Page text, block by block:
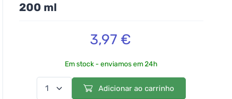
200 ml
3,97 €
Em stock - enviamos em 24h
Adicionar ao carrinho